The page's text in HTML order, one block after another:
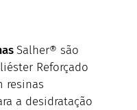
Salher® são
Reforçado
resinas
a desidratação